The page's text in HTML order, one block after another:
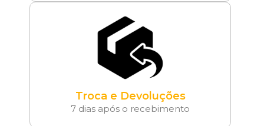
Troca e Devoluções
7 dias após o recebimento